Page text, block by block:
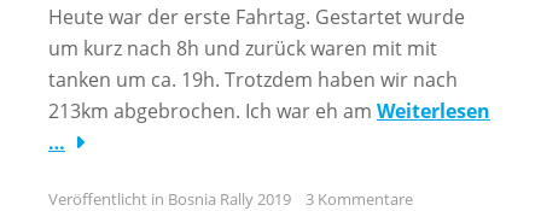
Heute war der erste Fahrtag. Gestartet wurde
um kurz nach 8h und zurück waren mit mit
tanken um ca. 19h. Trotzdem haben wir nach
213km abgebrochen. Ich war eh am Weiterlesen
…
Veröffentlicht in Bosnia Rally 2019 3 Kommentare